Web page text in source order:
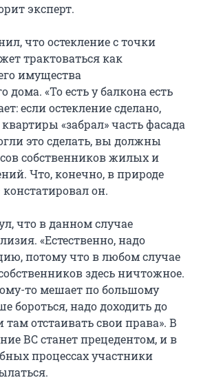
эксперт.
что остекление с точки
трактоваться как
имущества
дома. «То есть у балкона есть
если остекление сделано,
«забрал» часть фасада
это сделать, вы должны
собственников жилых и
Что, конечно, в природе
он.
что в данном случае
«Естественно, надо
потому что в любом случае
здесь ничтожное.
то мешает по большому
бороться, надо доходить до
там отстаивать свои права». В
ВС станет прецедентом, и в
процессах участники